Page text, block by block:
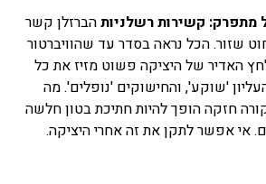
מתפרק: קשירות רשלניותהברזלן קשר
שזור. הכל נראה בסדר עד שהוויברטור
האדיר של היציקה פשוט מזיז את כל
'שוקע', והחישוקים 'נופלים'. מה
חזקה הופך להיות חתיכת בטון חלשה
אי אפשר לתקן את זה אחרי היציקה.